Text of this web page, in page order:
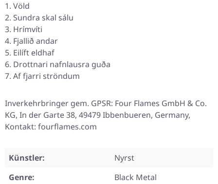
Völd
Sundra skal sálu
Hrímvíti
Fjallið andar
Eilíft eldhaf
Drottnari nafnlausra guða
Af fjarri ströndum
Inverkehrbringer gem. GPSR: Four Flames GmbH & Co.
KG, In der Garte 38, 49479 Ibbenbueren, Germany,
Kontakt: fourflames.com
Künstler:
Nyrst
Genre:
Black Metal